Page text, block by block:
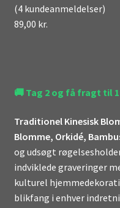
(4kundeanmeldelser)
89,00 kr.
🚚 Tag 2 og få fragt til
Traditionel Kinesisk
Blomme, Orkidé,
og udsøgt
indviklede graveringer
kulturel
blikfang i enhver